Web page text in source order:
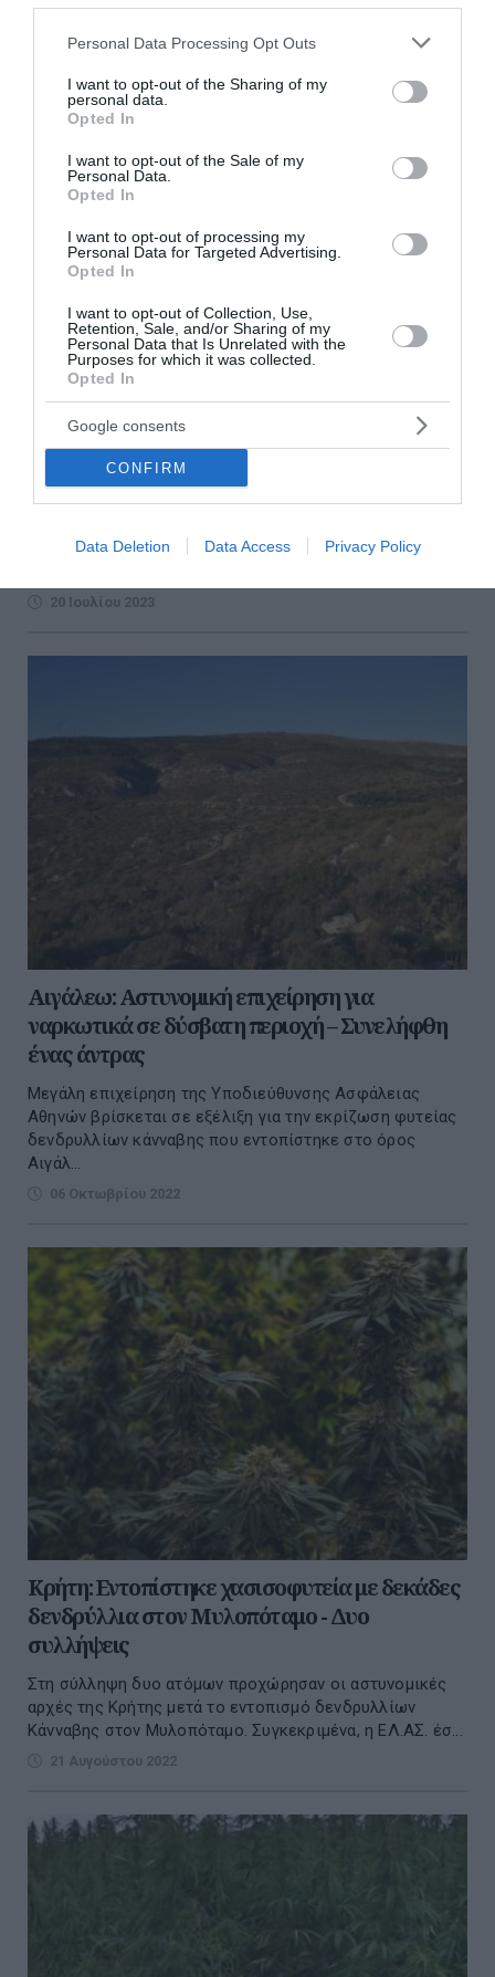
Please note that this website/app uses one or more Google
not limited to your visit or usage behaviour. You may click to
grant or deny consent to Google and its third-party tags to
use your data for below specified purposes in below Google
consent section.
Personal Data Processing Opt Outs
I want to opt-out of the Sharing of my
personal data.
Opted In
I want to opt-out of the Sale of my
Personal Data.
Opted In
I want to opt-out of processing my
Personal Data for Targeted Advertising.
Opted In
I want to opt-out of Collection, Use,
Retention, Sale, and/or Sharing of my
Personal Data that Is Unrelated with the
Purposes for which it was collected.
Opted In
Google consents
CONFIRM
Data Deletion Data Access Privacy Policy
Λάρισα: Οικογένεια συνελήφθη για την
μεγαλύτερη χασισοφυτεία στο νομό
Η μεγαλύτερη φυτεία στο νομό Λάρισας ήταν αυτή που
Γκουνταμάνιο της Ροδιάς του Δήμου Τυρνάβου από το
20 Ιουλίου 2023
Αιγάλεω: Αστυνομική επιχείρηση για
ναρκωτικά σε δύσβατη περιοχή – Συνελήφθη
ένας άντρας
Μεγάλη επιχείρηση της Υποδιεύθυνσης Ασφάλειας
Αθηνών βρίσκεται σε εξέλιξη για την εκρίζωση φυτείας
δενδρυλλίων κάνναβης που εντοπίστηκε στο όρος
Αιγάλ...
06 Οκτωβρίου 2022
Κρήτη: Εντοπίστηκε χασισοφυτεία με δεκάδες
δενδρύλλια στον Μυλοπόταμο - Δυο
συλλήψεις
Στη σύλληψη δυο ατόμων προχώρησαν οι αστυνομικές
αρχές της Κρήτης μετά το εντοπισμό δενδρυλλίων
Κάνναβης στον Μυλοπόταμο. Συγκεκριμένα, η ΕΛ.ΑΣ. έσ...
21 Αυγούστου 2022